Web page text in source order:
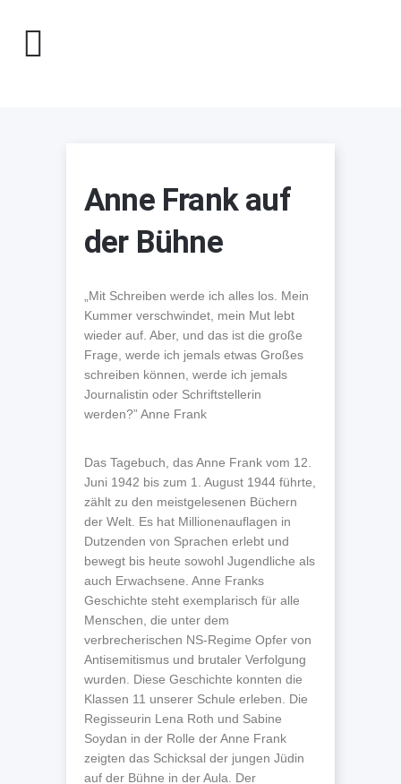
Anne Frank auf
der Bühne
„Mit Schreiben werde ich alles los. Mein
Kummer verschwindet, mein Mut lebt
wieder auf. Aber, und das ist die große
Frage, werde ich jemals etwas Großes
schreiben können, werde ich jemals
Journalistin oder Schriftstellerin
werden?” Anne Frank
Das Tagebuch, das Anne Frank vom 12.
Juni 1942 bis zum 1. August 1944 führte,
zählt zu den meistgelesenen Büchern
der Welt. Es hat Millionenauflagen in
Dutzenden von Sprachen erlebt und
bewegt bis heute sowohl Jugendliche als
auch Erwachsene. Anne Franks
Geschichte steht exemplarisch für alle
Menschen, die unter dem
verbrecherischen NS-Regime Opfer von
Antisemitismus und brutaler Verfolgung
wurden. Diese Geschichte konnten die
Klassen 11 unserer Schule erleben. Die
Regisseurin Lena Roth und Sabine
Soydan in der Rolle der Anne Frank
zeigten das Schicksal der jungen Jüdin
auf der Bühne in der Aula. Der